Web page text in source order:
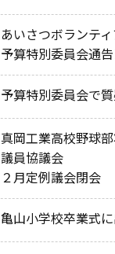
あいさつボランティ
予算特別委員会通
予算特別委員会で
真岡工業高校野球
議員協議会
２月定例議会閉会
亀山小学校卒業式